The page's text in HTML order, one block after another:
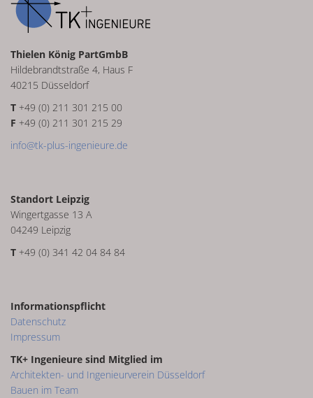
Thielen König PartGmbB
Hildebrandtstraße 4, Haus F
40215 Düsseldorf
T +49 (0) 211 301 215 00
F +49 (0) 211 301 215 29
info@tk-plus-ingenieure.de
Standort Leipzig
Wingertgasse 13 A
04249 Leipzig
T +49 (0) 341 42 04 84 84
Informationspflicht
Datenschutz
Impressum
TK+ Ingenieure sind Mitglied im
Architekten- und Ingenieurverein Düsseldorf
Bauen im Team